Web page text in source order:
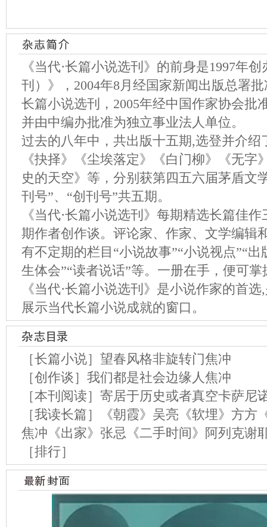
《当代·长篇小说选刊》的前身是1997年
刊）》，2004年8月经国家新闻出版总署
长篇小说选刊，2005年经中国作家协会批
并由中编办批准为独立事业法人单位。
过去的八年中，共出版十五期,选登并介
《抉择》《尘埃落定》《白门柳》《无
史的天空》等，分别获第四五六届茅盾文
刊号”、“创刊号”共五期。
《当代·长篇小说选刊》每期精选长篇佳
期作者创作谈。评论家、作家、文学编辑
有不定期的栏目“小说故事”“小说视点”“
生体会”“读者说话”等。一册在手，便可
《当代·长篇小说选刊》是小说作家的首
展示当代长篇小说成就的窗口。
［长篇小说］望春风格非旋转门焦冲
［创作谈］我们都是社会边缘人焦冲
［本刊阅读］寄居于历史或者真空卡萨尼
［我读长篇］《朝霞》吴亮《软埋》方
焦冲《出家》张忌《二手时间》阿列克谢
［排行］